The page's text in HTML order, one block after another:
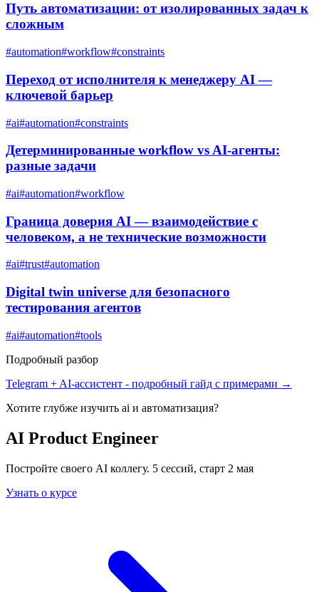
Путь автоматизации: от изолированных задач к
сложным
#automation#workflow#constraints
Переход от исполнителя к менеджеру AI —
ключевой барьер
#ai#automation#constraints
Детерминированные workflow vs AI-агенты:
разные задачи
#ai#automation#workflow
Граница доверия AI — взаимодействие с
человеком, а не технические возможности
#ai#trust#automation
Digital twin universe для безопасного
тестирования агентов
#ai#automation#tools
Подробный разбор
Telegram + AI-ассистент - подробный гайд с примерами →
Хотите глубже изучить ai и автоматизация?
AI Product Engineer
Постройте своего AI коллегу. 5 сессий, старт 2 мая
Узнать о курсе